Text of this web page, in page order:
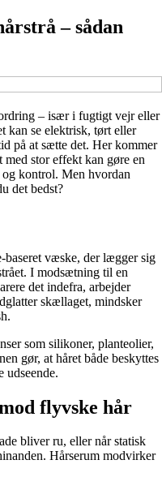
– sådan
– især i fugtigt vejr eller
kan se elektrisk, tørt eller
på at sætte det. Her kommer
stor effekt kan gøre en
kontrol. Men hvordan
det bedst?
baseret væske, der lægger sig
I modsætning til en
det indefra, arbejder
skællaget, mindsker
som silikoner, planteolier,
gør, at håret både beskyttes
udseende.
flyvske hår
bliver ru, eller når statisk
Hårserum modvirker